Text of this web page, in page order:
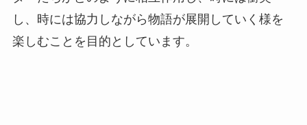
し、時には協力しながら物語が展開していく様を
楽しむことを目的としています。